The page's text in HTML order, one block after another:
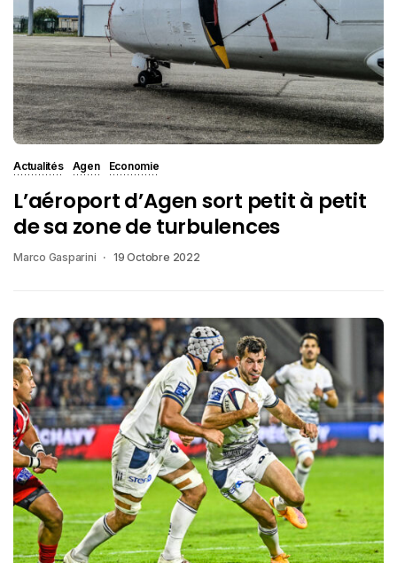
Actualités Agen Economie
L’aéroport d’Agen sort petit à petit
de sa zone de turbulences
Marco Gasparini 19 Octobre 2022